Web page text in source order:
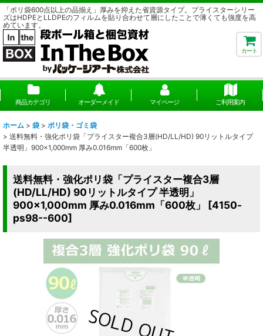
「ポリ袋600点以上の品揃え」厚みを抑えた省資源タイプ。プライスターシリー
ズはHDPEとLLDPEのフィルムを貼り合わせて層にしたことで薄くても強度を高
めています。
カート
商品カテゴリ オーダーメイド マイページ ご利用案内
ホーム > 袋 > ポリ袋・ゴミ袋
> 送料無料・強化ポリ袋「プライスター複合3層(HD/LL/HD) 90リットルタイプ
半透明」900×1,000mm 厚み0.016mm「600枚」
送料無料・強化ポリ袋「プライスター複合3層
(HD/LL/HD) 90リットルタイプ 半透明」
900×1,000mm 厚み0.016mm「600枚」
[4150-
ps98--600]